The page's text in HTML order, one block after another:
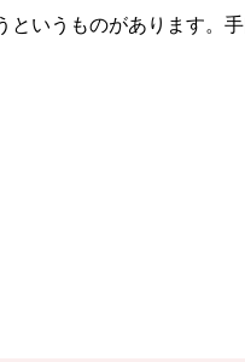
いうものがあります。